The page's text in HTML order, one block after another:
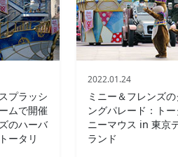
プラッシ
ムで開催
のハーバ
ータリ
2022.01.24
ミニー＆フレンズ
ングパレード：トー
ニーマウス in 東京
ランド